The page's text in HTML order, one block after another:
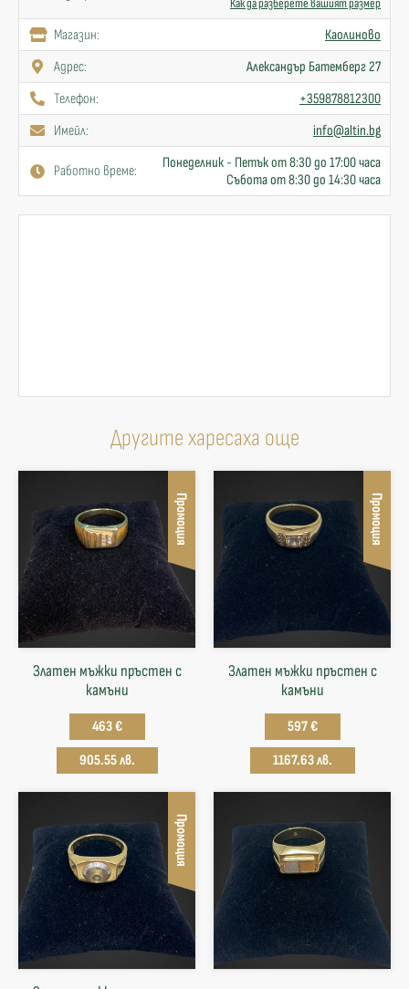
Mагазин:
Каолиново
Адрес:
Александър Батемберг 27
Телефон:
+359878812300
Имейл:
info@altin.bg
Работно време:
Понеделник - Петък от 8:30 до 17:00 часа
Събота от 8:30 до 14:30 часа
Другите харесаха още
Промоция
Златен мъжки пръстен с
камъни
463 €
905.55 лв.
Промоция
Златен мъжки пръстен с
камъни
597 €
1167.63 лв.
Промоция